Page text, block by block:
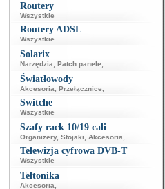
Routery
Wszystkie
Routery ADSL
Wszystkie
Solarix
Narzędzia Patch panele
Światłowody
Akcesoria Przełącznice
Switche
Wszystkie
Szafy rack 10/19 cali
Organizery, Stojaki Akcesoria
Telewizja cyfrowa DVB-T
Wszystkie
Teltonika
Akcesoria